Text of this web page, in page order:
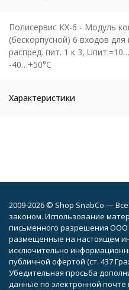
Полисервис КХ-6 - Модуль
(бескорпусной) 6 входов
распред. пит. 1 к 3,
-40…+50°С
Характеристики
2009-2026 © Shop SnabCo —
законом. Использование
письменного разрешения ООО
размещенные на настоящем
исключительно
публичной офертой (ст. 437
Убедительная просьба
данные по электронной